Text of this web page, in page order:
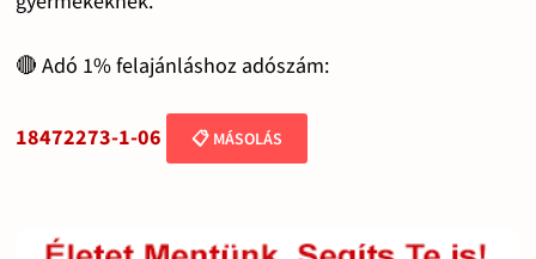
🔴 Adó 1% felajánláshoz adószám:
18472273-1-06 📋 MÁSOLÁS